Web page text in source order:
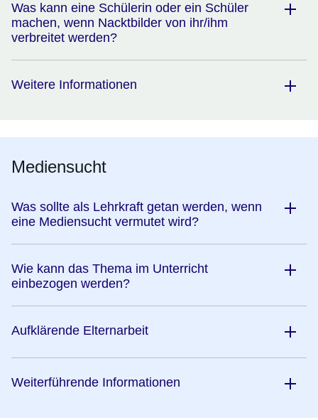
Was kann eine Schülerin oder ein Schüler
machen, wenn Nacktbilder von ihr/ihm
verbreitet werden?
Weitere Informationen
Mediensucht
Was sollte als Lehrkraft getan werden, wenn
eine Mediensucht vermutet wird?
Wie kann das Thema im Unterricht
einbezogen werden?
Aufklärende Elternarbeit
Weiterführende Informationen